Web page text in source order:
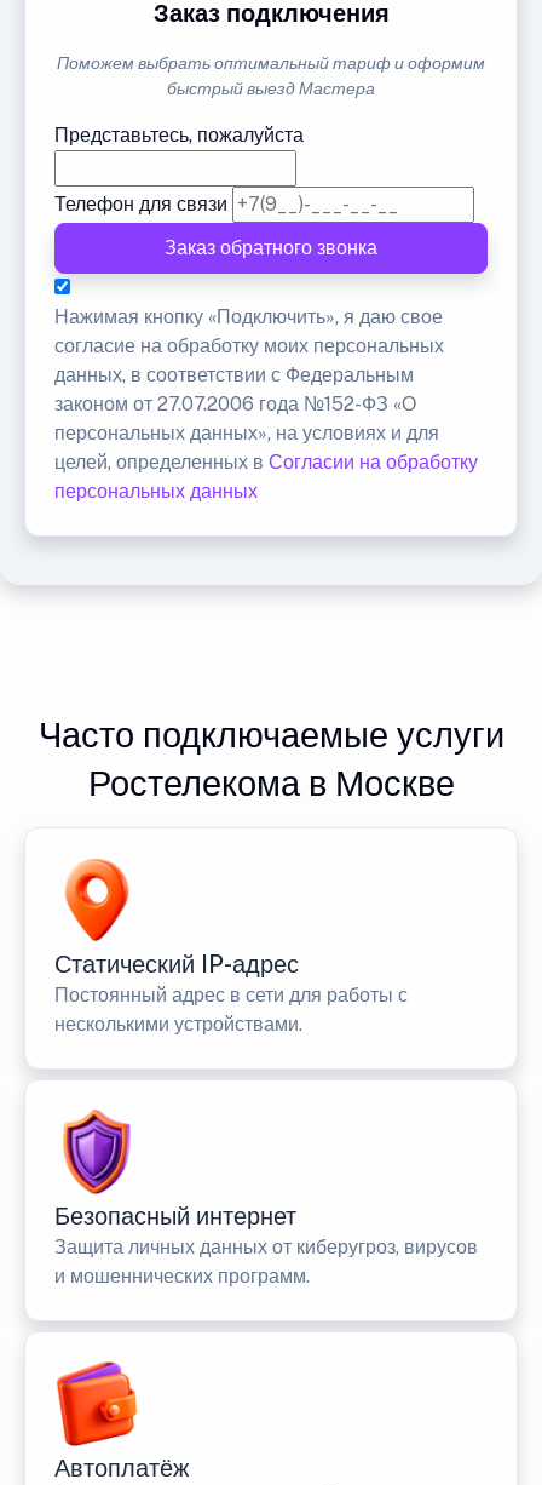
Заказ подключения
Поможем выбрать оптимальный тариф и оформим
быстрый выезд Мастера
Представьтесь, пожалуйста
Телефон для связи
Заказ обратного звонка
Нажимая кнопку «Подключить», я даю свое
согласие на обработку моих персональных
данных, в соответствии с Федеральным
законом от 27.07.2006 года №152-ФЗ «О
персональных данных», на условиях и для
целей, определенных в Согласии на обработку
персональных данных
Часто подключаемые услуги
Ростелекома в Москве
Статический IP-адрес
Постоянный адрес в сети для работы с
несколькими устройствами.
Безопасный интернет
Защита личных данных от киберугроз, вирусов
и мошеннических программ.
Автоплатёж